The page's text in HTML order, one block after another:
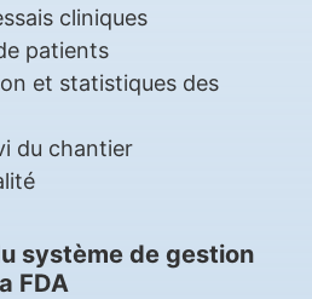
cliniques
patients
et statistiques des
du chantier
système de gestion
FDA